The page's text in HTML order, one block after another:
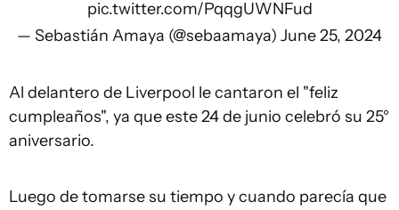
pic.twitter.com/PqqgUWNFud
— Sebastián Amaya (@sebaamaya) June 25, 2024
Al delantero de Liverpool le cantaron el "feliz
cumpleaños", ya que este 24 de junio celebró su 25°
aniversario.
Luego de tomarse su tiempo y cuando parecía que